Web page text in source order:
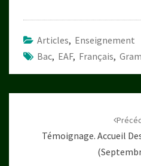
Articles, Enseignement
Bac, EAF, Français,
Témoignage. Accueil